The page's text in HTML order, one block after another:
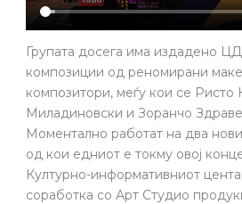
Групата досега има издадено
композиции од реномирани
композитори, меѓу кои се Ристо
Миладиновски и Зоранчо
Моментално работат на два
од кои едниот е токму овој
Културно-информативниот
соработка со Арт Студио